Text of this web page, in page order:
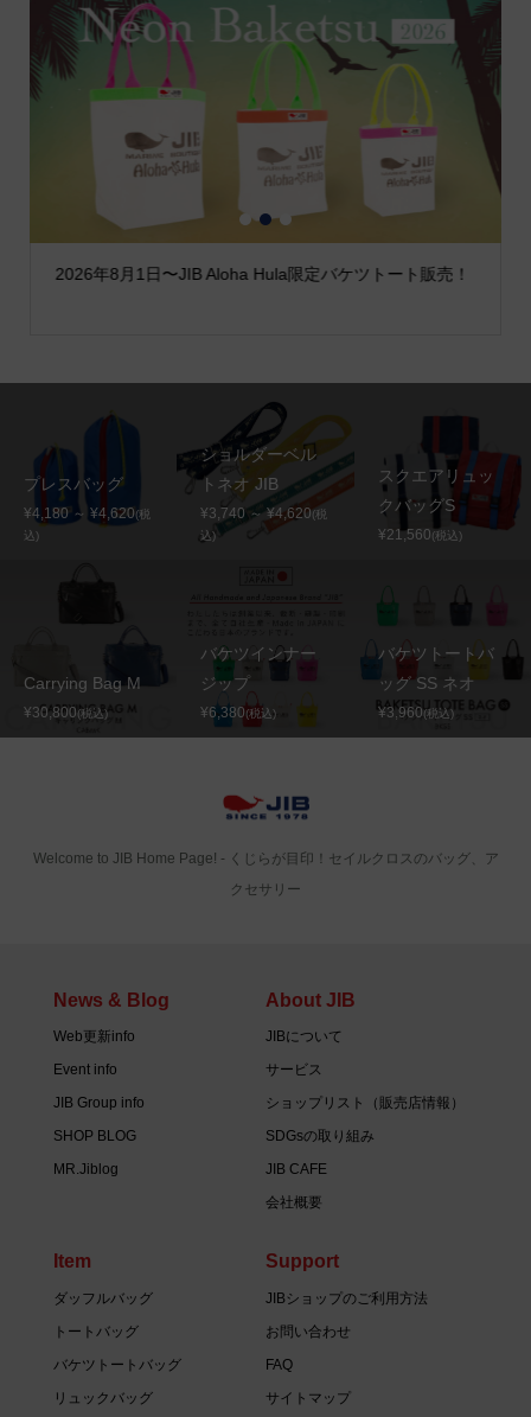
2026年8月1日〜JIB Aloha Hula限定バケツトート販売！
1 2 3
プレスバッグ
¥4,180 ～ ¥4,620(税
込)
ショルダーベル
トネオ JIB
¥3,740 ～ ¥4,620(税
込)
スクエアリュッ
クバッグS
¥21,560(税込)
Carrying Bag M
¥30,800(税込)
バケツインナー
ジップ
¥6,380(税込)
バケツトートバ
ッグ SS ネオ
¥3,960(税込)
Welcome to JIB Home Page! ‐ くじらが目印！セイルクロスのバッグ、ア
クセサリー
News & Blog
Web更新info
Event info
JIB Group info
SHOP BLOG
MR.Jiblog
About JIB
JIBについて
サービス
ショップリスト（販売店情報）
SDGsの取り組み
JIB CAFE
会社概要
Item
ダッフルバッグ
トートバッグ
バケツトートバッグ
リュックバッグ
Support
JIBショップのご利用方法
お問い合わせ
FAQ
サイトマップ